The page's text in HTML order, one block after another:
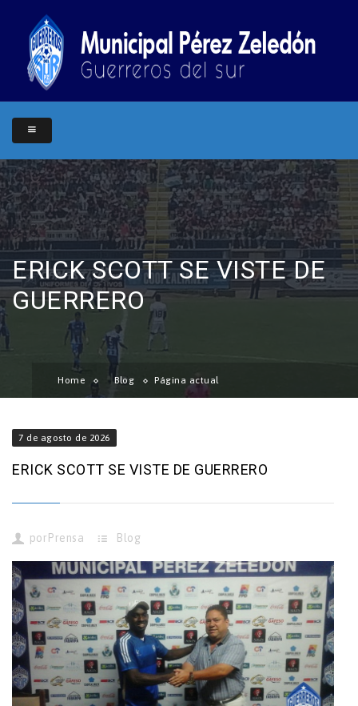
ERICK SCOTT SE VISTE DE
GUERRERO
Home Blog Página actual
7 de agosto de 2026
ERICK SCOTT SE VISTE DE GUERRERO
por Prensa Blog